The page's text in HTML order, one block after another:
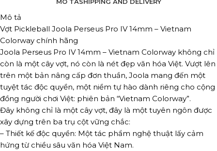
Mô tả
Vợt Pickleball Joola Perseus Pro IV 14mm – Vietnam
Colorway chính hãng
Joola Perseus Pro IV 14mm – Vietnam Colorway không chỉ
còn là một cây vợt, nó còn là nét đẹp văn hóa Việt. Vượt lên
trên một bản nâng cấp đơn thuần, Joola mang đến một
tuyệt tác độc quyền, một niềm tự hào dành riêng cho cộng
đồng người chơi Việt: phiên bản “Vietnam Colorway”.
Đây không chỉ là một cây vợt, đây là một tuyên ngôn được
xây dựng trên ba trụ cột vững chắc:
– Thiết kế độc quyền: Một tác phẩm nghệ thuật lấy cảm
hứng từ chiều sâu văn hóa Việt Nam.